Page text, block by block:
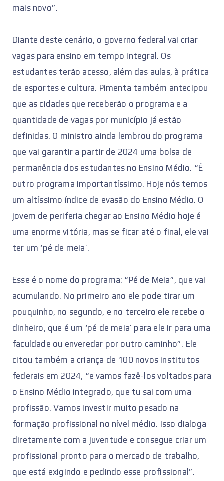
mais novo”.
Diante deste cenário, o governo federal vai criar
vagas para ensino em tempo integral. Os
estudantes terão acesso, além das aulas, à prática
de esportes e cultura. Pimenta também antecipou
que as cidades que receberão o programa e a
quantidade de vagas por município já estão
definidas. O ministro ainda lembrou do programa
que vai garantir a partir de 2024 uma bolsa de
permanência dos estudantes no Ensino Médio. “É
outro programa importantíssimo. Hoje nós temos
um altíssimo índice de evasão do Ensino Médio. O
jovem de periferia chegar ao Ensino Médio hoje é
uma enorme vitória, mas se ficar até o final, ele vai
ter um ‘pé de meia’.
Esse é o nome do programa: “Pé de Meia”, que vai
acumulando. No primeiro ano ele pode tirar um
pouquinho, no segundo, e no terceiro ele recebe o
dinheiro, que é um ‘pé de meia’ para ele ir para uma
faculdade ou enveredar por outro caminho”. Ele
citou também a criança de 100 novos institutos
federais em 2024, “e vamos fazê-los voltados para
o Ensino Médio integrado, que tu sai com uma
profissão. Vamos investir muito pesado na
formação profissional no nível médio. Isso dialoga
diretamente com a juventude e consegue criar um
profissional pronto para o mercado de trabalho,
que está exigindo e pedindo esse profissional”.